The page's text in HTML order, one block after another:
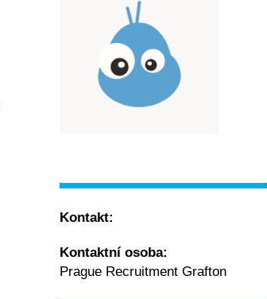
Kontakt:
Kontaktní osoba:
Prague Recruitment Grafton